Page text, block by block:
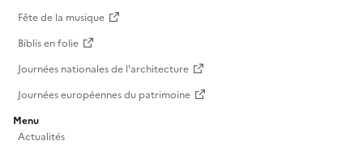
Fête de la musique
Biblis en folie
Journées nationales de l'architecture
Journées européennes du patrimoine
Menu
Actualités